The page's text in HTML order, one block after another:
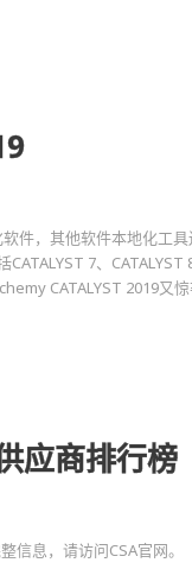
件，其他软件本地化工
7、CATALYST 8
CATALYST 2019又惊
应商排行榜
信息，请访问CSA官网。